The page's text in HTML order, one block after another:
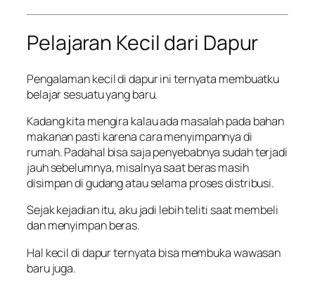
Pelajaran Kecil dari Dapur
Pengalaman kecil di dapur ini ternyata membuatku
belajar sesuatu yang baru.
Kadang kita mengira kalau ada masalah pada bahan
makanan pasti karena cara menyimpannya di
rumah. Padahal bisa saja penyebabnya sudah terjadi
jauh sebelumnya, misalnya saat beras masih
disimpan di gudang atau selama proses distribusi.
Sejak kejadian itu, aku jadi lebih teliti saat membeli
dan menyimpan beras.
Hal kecil di dapur ternyata bisa membuka wawasan
baru juga.